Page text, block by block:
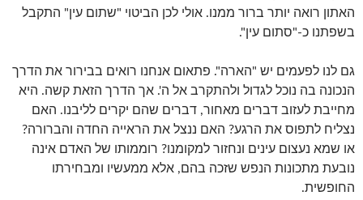
האתון רואה יותר ברור ממנו. אולי לכן הביטוי "שתום עין" התקבל
בשפתנו כ-"סתום עין".
גם לנו לפעמים יש "הארה". פתאום אנחנו רואים בבירור את הדרך
הנכונה בה נוכל לגדול ולהתקרב אל ה'. אך הדרך הזאת קשה. היא
מחייבת לעזוב דברים מאחור, דברים שהם יקרים לליבנו. האם
נצליח לתפוס את הרגע? האם ננצל את הראייה החדה והברורה?
או שמא נעצום עינים ונחזור למקומנו? רוממותו של האדם אינה
נובעת מתכונות הנפש שזכה בהם, אלא ממעשיו ומבחירתו
החופשית.